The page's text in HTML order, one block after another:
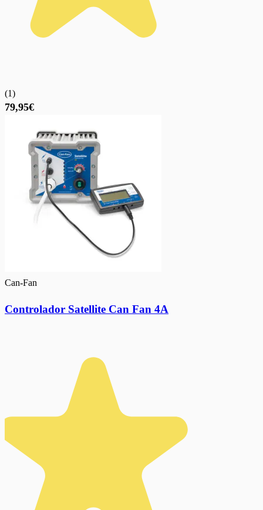
(1)
79,95€
Can-Fan
Controlador Satellite Can Fan 4A